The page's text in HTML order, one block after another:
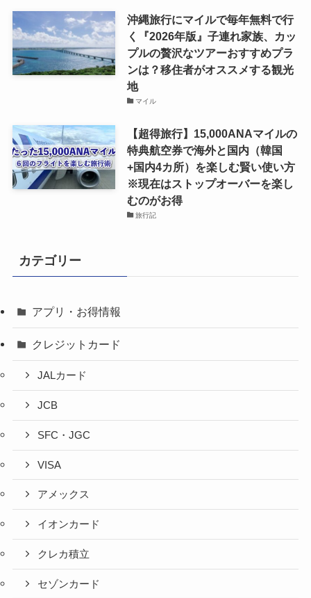
沖縄旅行にマイルで毎年無料で行
く『2026年版』子連れ家族、カッ
プルの贅沢なツアーおすすめプラ
ンは？移住者がオススメする観光
地
マイル
【超得旅行】15,000ANAマイルの
特典航空券で海外と国内（韓国
+国内4カ所）を楽しむ賢い使い方
※現在はストップオーバーを楽し
むのがお得
旅行記
カテゴリー
アプリ・お得情報
クレジットカード
JALカード
JCB
SFC・JGC
VISA
アメックス
イオンカード
クレカ積立
セゾンカード